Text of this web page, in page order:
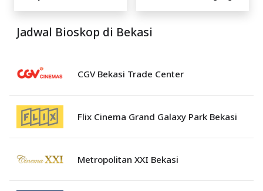
Jadwal Bioskop di Bekasi
CGV Bekasi Trade Center
Flix Cinema Grand Galaxy Park Bekasi
Metropolitan XXI Bekasi